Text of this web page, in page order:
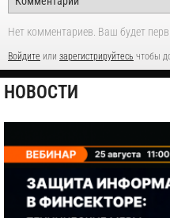
Нет комментариев. Ваш будет
Войдите или зарегистрируйтесь чтобы
НОВОСТИ